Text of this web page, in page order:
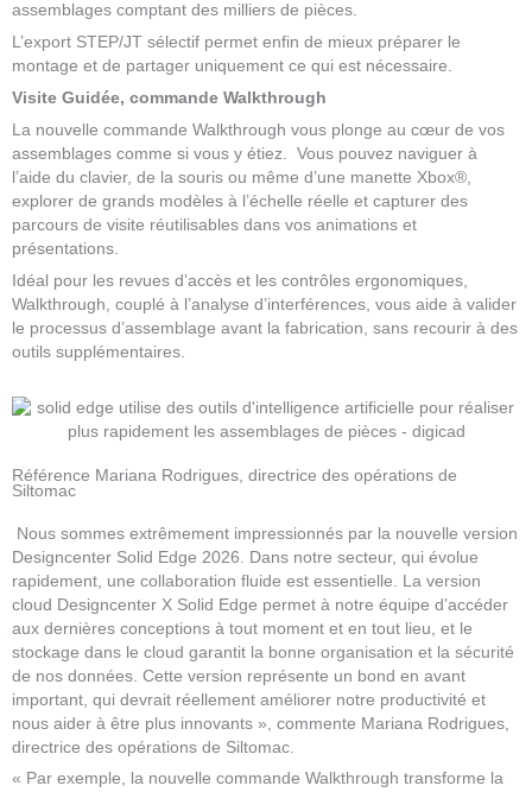
assemblages comptant des milliers de pièces.
L’export STEP/JT sélectif permet enfin de mieux préparer le
montage et de partager uniquement ce qui est nécessaire.
Visite Guidée, commande Walkthrough
La nouvelle commande Walkthrough vous plonge au cœur de vos
assemblages comme si vous y étiez. Vous pouvez naviguer à
l’aide du clavier, de la souris ou même d’une manette Xbox®,
explorer de grands modèles à l’échelle réelle et capturer des
parcours de visite réutilisables dans vos animations et
présentations.
Idéal pour les revues d’accès et les contrôles ergonomiques,
Walkthrough, couplé à l’analyse d’interférences, vous aide à valider
le processus d’assemblage avant la fabrication, sans recourir à des
outils supplémentaires.
Référence Mariana Rodrigues, directrice des opérations de
Siltomac
Nous sommes extrêmement impressionnés par la nouvelle version
Designcenter Solid Edge 2026. Dans notre secteur, qui évolue
rapidement, une collaboration fluide est essentielle. La version
cloud Designcenter X Solid Edge permet à notre équipe d’accéder
aux dernières conceptions à tout moment et en tout lieu, et le
stockage dans le cloud garantit la bonne organisation et la sécurité
de nos données. Cette version représente un bond en avant
important, qui devrait réellement améliorer notre productivité et
nous aider à être plus innovants », commente Mariana Rodrigues,
directrice des opérations de Siltomac.
« Par exemple, la nouvelle commande Walkthrough transforme la